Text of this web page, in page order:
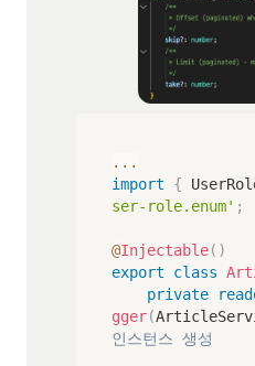
...
import
{
ser-role.enum' ;
@Injectable( )
export
class
private
gger(
인스턴스 생성